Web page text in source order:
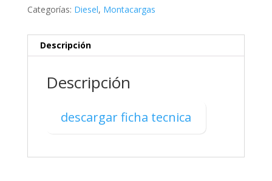
Categorías: Diesel, Montacargas
Descripción
Descripción
descargar ficha tecnica